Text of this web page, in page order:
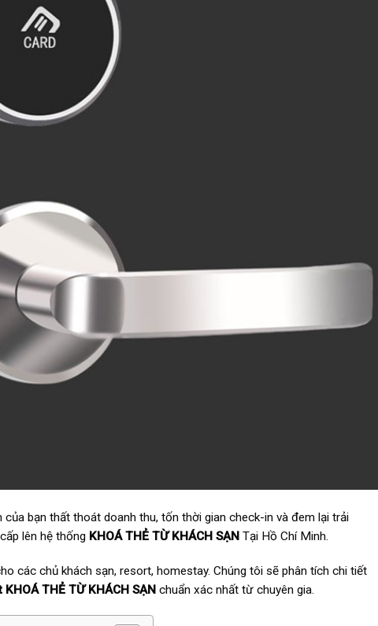
bạn thất thoát doanh thu, tốn thời gian check-in và đem lại trải
lên hệ thống KHOÁ THẺ TỪ KHÁCH SẠN Tại Hồ Chí Minh.
các chủ khách sạn, resort, homestay. Chúng tôi sẽ phân tích chi tiết
KHOÁ THẺ TỪ KHÁCH SẠN chuẩn xác nhất từ chuyên gia.